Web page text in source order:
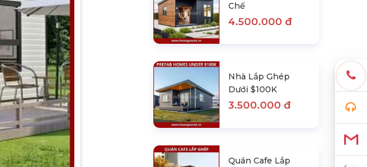
Chế
4.500.000 đ
Nhà Lắp Ghép
Dưới $100K
3.500.000 đ
Quán Cafe Lắp